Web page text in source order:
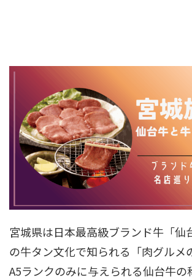
宮城県は日本最高級ブランド牛「仙
の牛タン文化で知られる「肉グルメ
A5ランクのみに与えられる仙台牛の